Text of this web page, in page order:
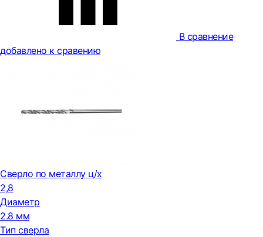
В сравнение
добавлено к сравению
Сверло по металлу ц/х
2,8
Диаметр
2.8 мм
Тип сверла